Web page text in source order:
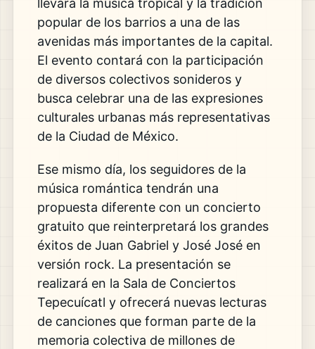
llevará la música tropical y la tradición
popular de los barrios a una de las
avenidas más importantes de la capital.
El evento contará con la participación
de diversos colectivos sonideros y
busca celebrar una de las expresiones
culturales urbanas más representativas
de la Ciudad de México.
Ese mismo día, los seguidores de la
música romántica tendrán una
propuesta diferente con un concierto
gratuito que reinterpretará los grandes
éxitos de Juan Gabriel y José José en
versión rock. La presentación se
realizará en la Sala de Conciertos
Tepecuícatl y ofrecerá nuevas lecturas
de canciones que forman parte de la
memoria colectiva de millones de